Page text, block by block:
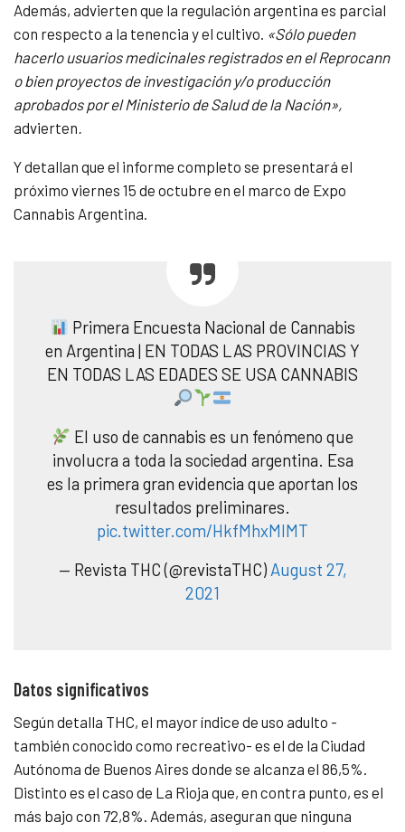
Además, advierten que la regulación argentina es parcial
con respecto a la tenencia y el cultivo. «Sólo pueden
hacerlo usuarios medicinales registrados en el Reprocann
o bien proyectos de investigación y/o producción
aprobados por el Ministerio de Salud de la Nación»,
advierten.
Y detallan que el informe completo se presentará el
próximo viernes 15 de octubre en el marco de Expo
Cannabis Argentina.
Primera Encuesta Nacional de Cannabis
en Argentina | EN TODAS LAS PROVINCIAS Y
EN TODAS LAS EDADES SE USA CANNABIS
El uso de cannabis es un fenómeno que
involucra a toda la sociedad argentina. Esa
es la primera gran evidencia que aportan los
resultados preliminares.
pic.twitter.com/HkfMhxMlMT
— Revista THC (@revistaTHC) August 27,
2021
Datos significativos
Según detalla THC, el mayor índice de uso adulto -
también conocido como recreativo- es el de la Ciudad
Autónoma de Buenos Aires donde se alcanza el 86,5%.
Distinto es el caso de La Rioja que, en contra punto, es el
más bajo con 72,8%. Además, aseguran que ninguna